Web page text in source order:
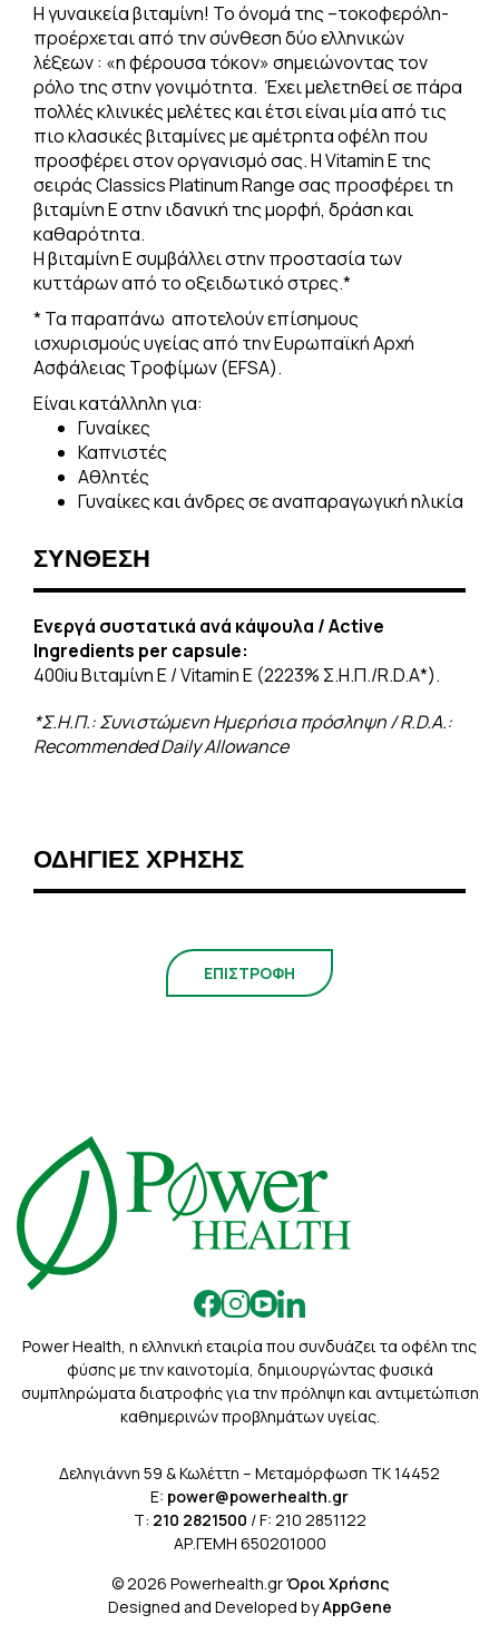
H γυναικεία βιταμίνη! To όνομά της –τοκοφερόλη-
προέρχεται από την σύνθεση δύο ελληνικών
λέξεων : «η φέρουσα τόκον» σημειώνοντας τον
ρόλο της στην γονιμότητα. Έχει μελετηθεί σε πάρα
πολλές κλινικές μελέτες και έτσι είναι μία από τις
πιο κλασικές βιταμίνες με αμέτρητα οφέλη που
προσφέρει στον οργανισμό σας. Η Vitamin Ε της
σειράς Classics Platinum Range σας προσφέρει τη
βιταμίνη Ε στην ιδανική της μορφή, δράση και
καθαρότητα.
Η βιταμίνη Ε συμβάλλει στην προστασία των
κυττάρων από το οξειδωτικό στρες.*
* Τα παραπάνω αποτελούν επίσημους
ισχυρισμούς υγείας από την Eυρωπαϊκή Αρχή
Ασφάλειας Τροφίμων (EFSA).
Είναι κατάλληλη για:
Γυναίκες
Καπνιστές
Αθλητές
Γυναίκες και άνδρες σε αναπαραγωγική ηλικία
ΣΥΝΘΕΣΗ
Ενεργά συστατικά ανά κάψουλα /Active
Ingredients per capsule:
400iu Βιταμίνη E / Vitamin E (2223% Σ.Η.Π./R.D.A*).
*Σ.Η.Π.: Συνιστώμενη Ημερήσια πρόσληψη /R.D.A.:
RecommendedDailyAllowance
ΟΔΗΓΙΕΣ ΧΡΗΣΗΣ
ΕΠΙΣΤΡΟΦΗ
Power Health, η ελληνική εταιρία που συνδυάζει τα οφέλη της
φύσης με την καινοτομία, δημιουργώντας φυσικά
συμπληρώματα διατροφής για την πρόληψη και αντιμετώπιση
καθημερινών προβλημάτων υγείας.
Δεληγιάννη 59 & Κωλέττη – Μεταμόρφωση ΤΚ 14452
E: power@powerhealth.gr
Τ: 210 2821500 / F: 210 2851122
ΑΡ.ΓΕΜΗ 650201000
© 2026 Powerhealth.grΌροι Χρήσης
Designed and Developed byAppGene